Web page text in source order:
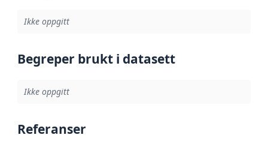
Ikke oppgitt
Begreper brukt i datasett
Ikke oppgitt
Referanser